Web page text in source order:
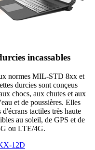
incassables
normes MIL-STD 8xx et
durcies sont conçeus
chocs, aux chutes et aux
et de poussières. Elles
d'écrans tactiles très haute
au soleil, de GPS et de
ou LTE/4G.
12D